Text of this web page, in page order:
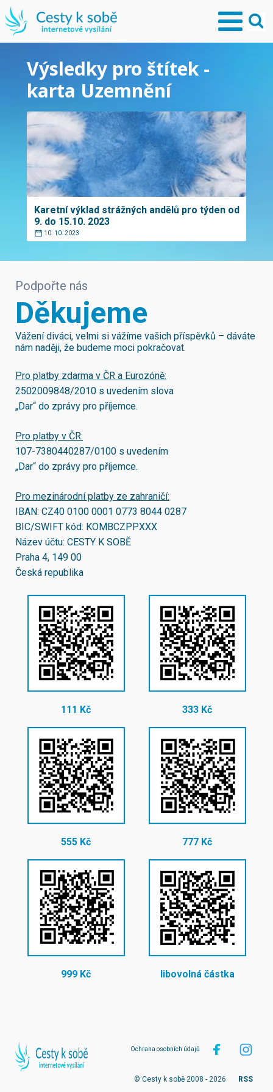
Výsledky pro štítek -
karta Uzemnění
Karetní výklad strážných andělů pro týden od
9. do 15.10. 2023
10. 10. 2023
Podpořte nás
Děkujeme
Vážení diváci, velmi si vážíme vašich příspěvků – dáváte
nám naději, že budeme moci pokračovat.
Pro platby zdarma v ČR a Eurozóně:
2502009848/2010 s uvedením slova
„Dar“ do zprávy pro příjemce.
Pro platby v ČR:
107-7380440287/0100 s uvedením
„Dar“ do zprávy pro příjemce.
Pro mezinárodní platby ze zahraničí:
IBAN: CZ40 0100 0001 0773 8044 0287
BIC/SWIFT kód: KOMBCZPPXXX
Název účtu: CESTY K SOBĚ
Praha 4, 149 00
Česká republika
111 Kč 333 Kč
555 Kč 777 Kč
999 Kč libovolná částka
Ochrana osobních údajů
© Cesty k sobě 2008 - 2026 RSS